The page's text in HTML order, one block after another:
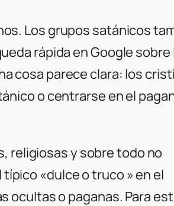
Los grupos satánicos
rápida en Google sobre
cosa parece clara: los
o centrarse en el
religiosas y sobre todo no
«dulce o truco » en el
ocultas o paganas. Para